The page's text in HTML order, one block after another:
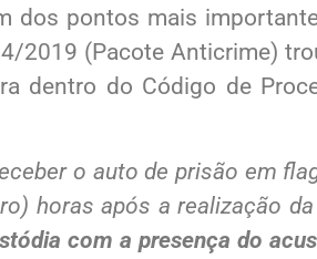
dos pontos mais
2019 (Pacote Anticrime)
dentro do Código de
o auto de prisão em
horas após a realização
com a presença do